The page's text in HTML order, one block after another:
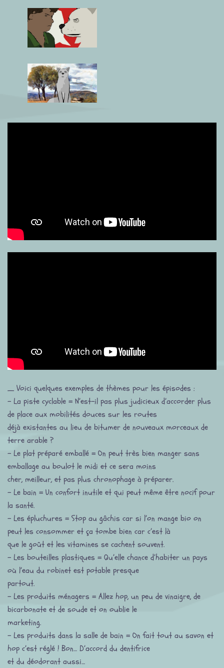
_ Voici quelques exemples de thèmes pour les épisodes :
– La piste cyclable = N’est-il pas plus judicieux d’accorder plus
de place aux mobilités douces sur les routes
déjà existantes au lieu de bitumer de nouveaux morceaux de
terre arable ?
– Le plat préparé emballé = On peut très bien manger sans
emballage au boulot le midi et ce sera moins
cher, meilleur, et pas plus chronophage à préparer.
– Le bain = Un confort inutile et qui peut même être nocif pour
la santé.
– Les épluchures = Stop au gâchis car si l’on mange bio on
peut les consommer et ça tombe bien car c’est là
que le goût et les vitamines se cachent souvent.
– Les bouteilles plastiques = Qu’elle chance d’habiter un pays
où l’eau du robinet est potable presque
partout.
– Les produits ménagers = Allez hop, un peu de vinaigre, de
bicarbonate et de soude et on oublie le
marketing.
– Les produits dans la salle de bain = On fait tout au savon et
hop c’est réglé ! Bon… D’accord du dentifrice
et du déodorant aussi…